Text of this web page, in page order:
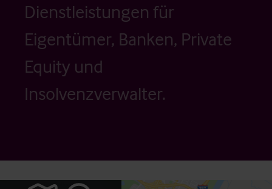
Dienstleistungen für
Eigentümer, Banken, Private
Equity und
Insolvenzverwalter.